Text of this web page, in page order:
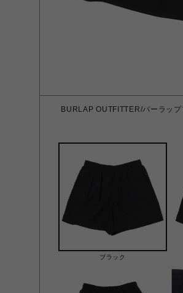
BURLAP OUTFITTER/バーラッ
ブラック